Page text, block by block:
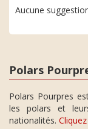
Aucune
Polars
Polars Pourpres
les polars et
nationalités.